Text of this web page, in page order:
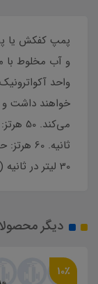
پمپ کفکش یا
و آب مخلوط با
واحد
خواهند داشت
30 لیتر در ثانیه (476 gpm).
دیگر
10٪